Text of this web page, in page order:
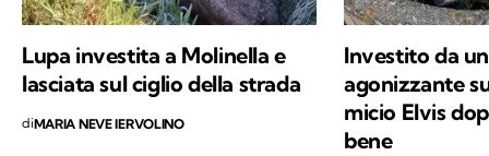
Lupa investita a Molinella e
lasciata sul ciglio della strada
diMARIA NEVE IERVOLINO
Investito da
agonizzante
micio Elvis
bene